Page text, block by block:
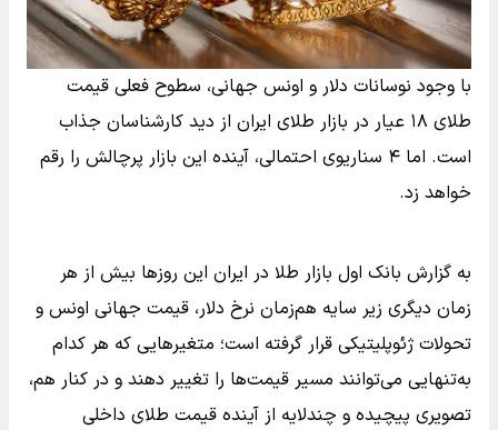
با وجود نوسانات دلار و اونس جهانی، سطوح فعلی قیمت
طلای ۱۸ عیار در بازار طلای ایران از دید کارشناسان جذاب
است. اما ۴ سناریوی احتمالی، آینده این بازار پرچالش را رقم
خواهد زد.
به گزارش بانک اول بازار طلا در ایران این روزها بیش از هر
زمان دیگری زیر سایه هم‌زمان نرخ دلار، قیمت جهانی اونس و
تحولات ژئوپلیتیکی قرار گرفته است؛ متغیرهایی که هر کدام
به‌تنهایی می‌توانند مسیر قیمت‌ها را تغییر دهند و در کنار هم،
تصویری پیچیده و چندلایه از آینده قیمت طلای داخلی